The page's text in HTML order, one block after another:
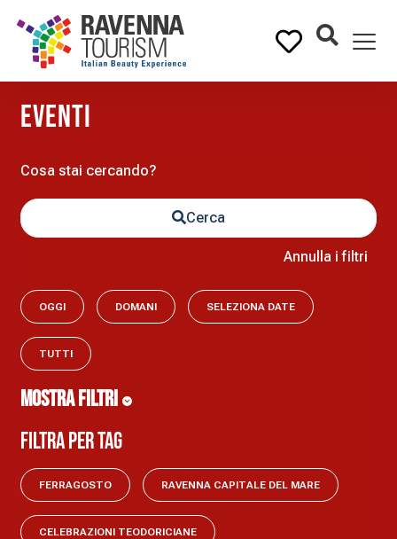
eventi
Cerca
Annulla i filtri
OGGI DOMANI SELEZIONA DATE
TUTTI
MOSTRA FILTRI
Filtra per tag
FERRAGOSTO RAVENNA CAPITALE DEL MARE
CELEBRAZIONI TEODORICIANE